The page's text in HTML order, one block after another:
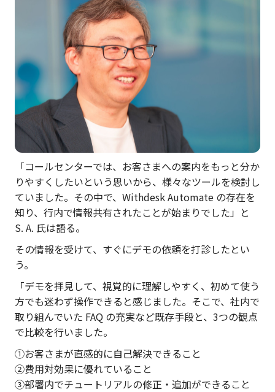
「コールセンターでは、お客さまへの案内をもっと分か
りやすくしたいという思いから、様々なツールを検討し
ていました。その中で、Withdesk Automate の存在を
知り、行内で情報共有されたことが始まりでした」と
S. A. 氏は語る。
その情報を受けて、すぐにデモの依頼を打診したとい
う。
「デモを拝見して、視覚的に理解しやすく、初めて使う
方でも迷わず操作できると感じました。そこで、社内で
取り組んでいた FAQ の充実など既存手段と、3つの観点
で比較を行いました。
①お客さまが直感的に自己解決できること
②費用対効果に優れていること
③部署内でチュートリアルの修正・追加ができること